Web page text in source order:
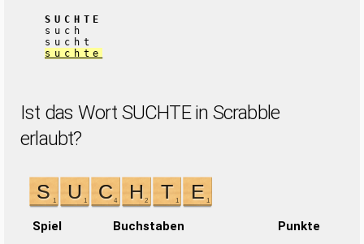
SUCHTE
such
sucht
suchte
Ist das Wort SUCHTE in Scrabble
erlaubt?
Spiel Buchstaben Punkte